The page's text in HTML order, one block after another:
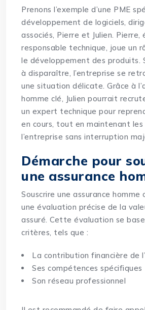
Prenons l’exemple d’une PME
développement de logiciels,
associés, Pierre et Julien. Pierre,
responsable technique, joue un
le développement des produits.
à disparaître, l’entreprise se
une situation délicate. Grâce à
homme clé, Julien pourrait
un expert technique pour
en cours, tout en maintenant
l’entreprise sans interruption
Démarche pour
une assurance
Souscrire une assurance homme
une évaluation précise de la
assuré. Cette évaluation se
critères, tels que :
La contribution financière de
Ses compétences spécifiques
Son réseau professionnel